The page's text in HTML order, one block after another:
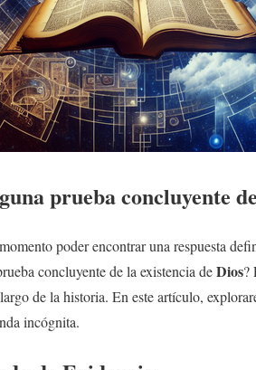
prueba concluyente
poder encontrar una respuesta
concluyente de la existencia deDios?
de la historia. En este artículo,
incógnita.